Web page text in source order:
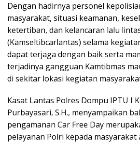
Dengan hadirnya personel
masyarakat, situasi keamanan,
ketertiban, dan kelancaran lalu
(Kamseltibcarlantas) selama
dapat terjaga dengan baik serta
terjadinya gangguan Kamtibmas
di sekitar lokasi kegiatan
Kasat Lantas Polres Dompu IPTU I
Purbayasari, S.H., menyampaikan
pengamanan Car Free Day
pelayanan Polri kepada masyarakat